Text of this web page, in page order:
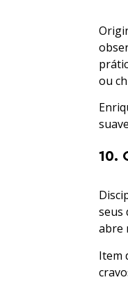
ou
10.
seus
abre
Item